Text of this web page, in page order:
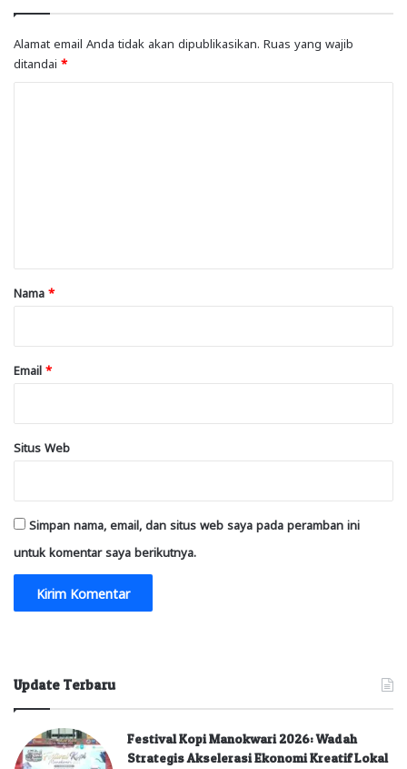
Alamat email Anda tidak akan dipublikasikan. Ruas yang wajib
ditandai *
rNama *
Email *
Situs Web
Simpan nama, email, dan situs web saya pada peramban ini
untuk komentar saya berikutnya.
Update Terbaru
Festival Kopi Manokwari 2026: Wadah
Strategis Akselerasi Ekonomi Kreatif Lokal